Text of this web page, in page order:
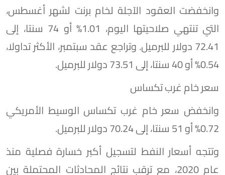
وانخفضت العقود الآجلة لخام برنت لشهر أغسطس،
التي تنتهي صلاحيتها اليوم، 1.01% أو 74 سنتا، إلى
72.41 دولار للبرميل. وتراجع عقد سبتمبر، الأكثر تداولا،
0.54% أو 40 سنتا، إلى 73.51 دولار للبرميل.
سعر خام غرب تكساس
وانخفض سعر خام غرب تكساس الوسيط الأمريكي
0.72% أو 51 سنتا، إلى 70.24 دولار للبرميل.
وتتجه أسعار النفط لتسجيل أكبر خسارة فصلية منذ
عام 2020، مع ترقب نتائج المحادثات المحتملة بين